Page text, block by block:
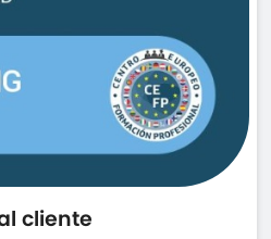
cliente